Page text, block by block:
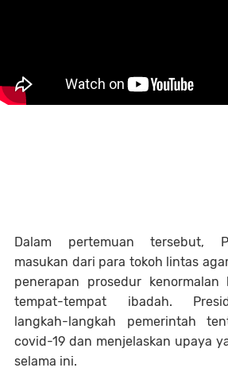
Dalam pertemuan tersebut,
masukan dari para tokoh lintas
penerapan prosedur
tempat-tempat ibadah.
langkah-langkah pemerintah
covid-19 dan menjelaskan upaya
selama ini.